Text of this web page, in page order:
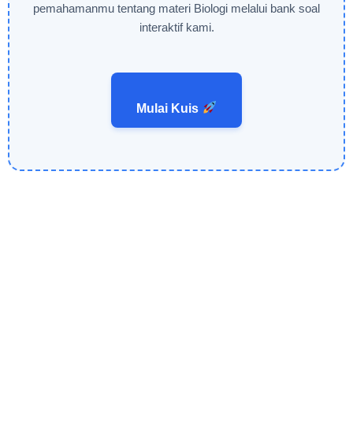
pemahamanmu tentang materi Biologi melalui bank soal
interaktif kami.
Mulai Kuis